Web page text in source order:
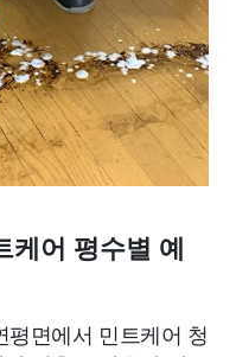
케어 평수별 예
면에서 민트케어 청